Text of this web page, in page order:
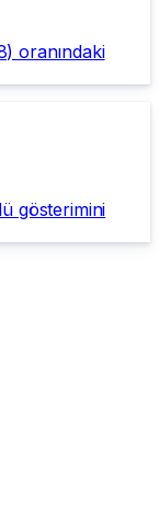
oranındaki
gösterimini